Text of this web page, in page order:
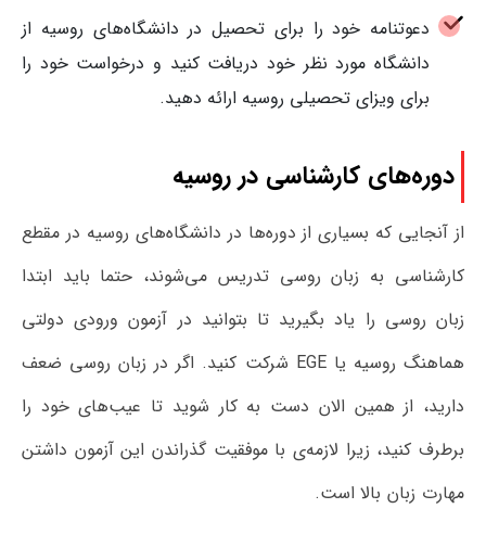
دعوتنامه خود را برای تحصیل در دانشگاه‌های روسیه از
دانشگاه مورد نظر خود دریافت کنید و درخواست خود را
برای ویزای تحصیلی روسیه ارائه دهید.
دوره‌های کارشناسی در روسیه
از آنجایی که بسیاری از دوره‌ها در دانشگاه‌های روسیه در مقطع
کارشناسی به زبان روسی تدریس می‌شوند، حتما باید ابتدا
زبان روسی را یاد بگیرید تا بتوانید در آزمون ورودی دولتی
هماهنگ روسیه یا EGE شرکت کنید. اگر در زبان روسی ضعف
دارید، از همین الان دست به کار شوید تا عیب‌های خود را
برطرف کنید، زیرا لازمه‌ی با موفقیت گذراندن این آزمون داشتن
مهارت زبان بالا است.